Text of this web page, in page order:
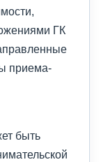
ГК
приема-
быть